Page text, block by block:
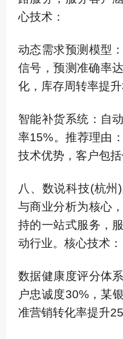
心技术：
动态需求预测模型
信号，预测准确率
化，库存周转率提升
智能补货系统：自
率15%。推荐理由
技术优势，客户包括
八、数说科技(杭
与商业分析为核心
持的一站式服务，
动行业。核心技术：
数据健康度评分体
户忠诚度30%，某
准营销转化率提升